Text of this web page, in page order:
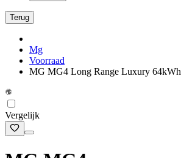
Terug
Mg
Voorraad
MG MG4 Long Range Luxury 64kWh
Vergelijk